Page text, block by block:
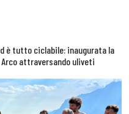
è tutto ciclabile: inaugurata la
attraversando uliveti